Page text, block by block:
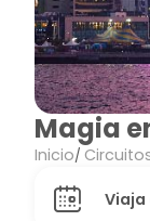
Magia
Inicio
Viaja